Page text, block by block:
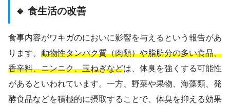
🔹 食生活の改善
食事内容がワキガのにおいに影響を与えるという報告があ
ります。 動物性タンパク質（肉類）や脂肪分の多い食品、
香辛料、ニンニク、玉ねぎなどは、体臭を強くする可能性
があるといわれています。一方、野菜や果物、海藻類、発
酵食品などを積極的に摂取することで、体臭を抑える効果